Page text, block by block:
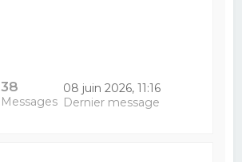
38
Messages
08 juin 2026, 11:16
Dernier message